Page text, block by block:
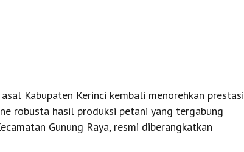
Kabupaten Kerinci kembali menorehkan prestasi
robusta hasil produksi petani yang tergabung
Gunung Raya, resmi diberangkatkan